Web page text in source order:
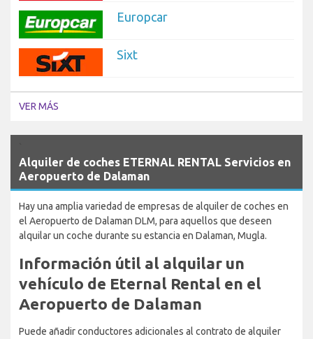
Europcar
Sixt
VER MÁS
Alquiler de coches ETERNAL RENTAL Servicios en
Aeropuerto de Dalaman
Hay una amplia variedad de empresas de alquiler de coches en
el Aeropuerto de Dalaman DLM, para aquellos que deseen
alquilar un coche durante su estancia en Dalaman, Mugla.
Información útil al alquilar un
vehículo de Eternal Rental en el
Aeropuerto de Dalaman
Puede añadir conductores adicionales al contrato de alquiler